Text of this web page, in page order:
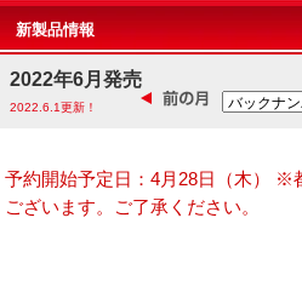
新製品情報
2022年6月発売
2022.6.1更新！
予約開始予定日：4月28日（木） ※
ございます。ご了承ください。